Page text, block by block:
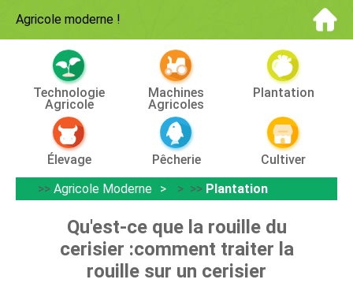
Agricole moderne !
Technologie
Agricole
Machines
Agricoles
Plantation
Élevage Pêcherie
Cultiver
>> Agricole Moderne > >> Plantation
Qu'est-ce que la rouille du
cerisier :comment traiter la
rouille sur un cerisier